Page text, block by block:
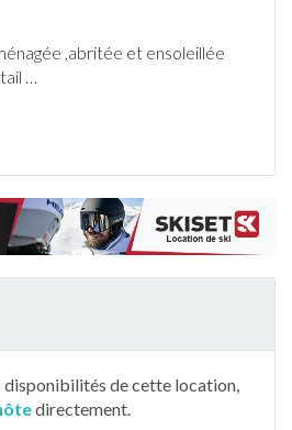
,abritée et ensoleillée
…
disponibilités de cette location,
directement.